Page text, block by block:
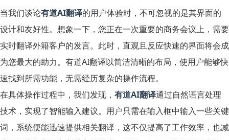
当我们谈论有道AI翻译的用户体验时，不可忽视的是其界面的
设计和友好性。想象一下，您正在一次重要的商务会议上，需要
实时翻译外籍客户的发言。此时，直观且反应快速的界面将会成
为您最大的助力。有道AI翻译以简洁清晰的布局，使用户能够快
速找到所需功能，无需经历复杂的操作流程。
在具体操作过程中，我们发现， 有道AI翻译通过自然语言处理
技术，实现了智能输入建议。用户只需在输入框中输入一些关键
词，系统便能迅速提供相关翻译，这不仅提高了工作效率，也减